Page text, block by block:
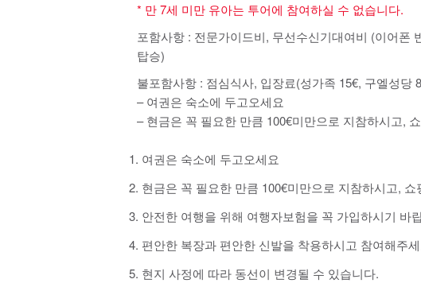
* 만 7세 미만 유아는 투어에 참여하실 수 없습니다.
포함사항 : 전문가이드비, 무선수신기대여비 (이어폰
탑승)
불포함사항 : 점심식사, 입장료(성가족 15€, 구엘성당
– 여권은 숙소에 두고오세요
– 현금은 꼭 필요한 만큼 100€미만으로 지참하시고,
여권은 숙소에 두고오세요
현금은 꼭 필요한 만큼 100€미만으로 지참하시고,
안전한 여행을 위해 여행자보험을 꼭 가입하시기 바
편안한 복장과 편안한 신발을 착용하시고 참여해주
현지 사정에 따라 동선이 변경될 수 있습니다.